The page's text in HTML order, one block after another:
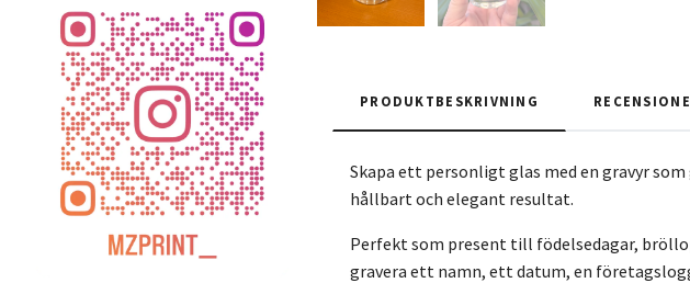
PRODUKTBESKRIVNING
Skapa ett personligt glas med en gravyr
hållbart och elegant resultat.
Perfekt som present till födelsedagar,
gravera ett namn, ett datum, en